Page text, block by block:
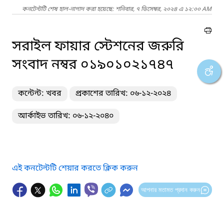
কনটেন্টটি শেষ হাল-নাগাদ করা হয়েছে: শনিবার, ৭ ডিসেম্বর, ২০২৪ এ ১২:০০ AM
সরাইল ফায়ার স্টেশনের জরুরি
সংবাদ নম্বর ০১৯০১০২১৭৪৭
কন্টেন্ট: খবর প্রকাশের তারিখ: ০৬-১২-২০২৪
আর্কাইভ তারিখ: ০৬-১২-২০৪০
এই কনটেন্টটি শেয়ার করতে ক্লিক করুন
আপনার মতামত প্রদান করুন